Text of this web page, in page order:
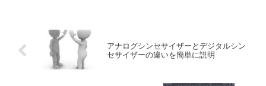
アナログシンセサイザーとデジタルシン
セサイザーの違いを簡単に説明